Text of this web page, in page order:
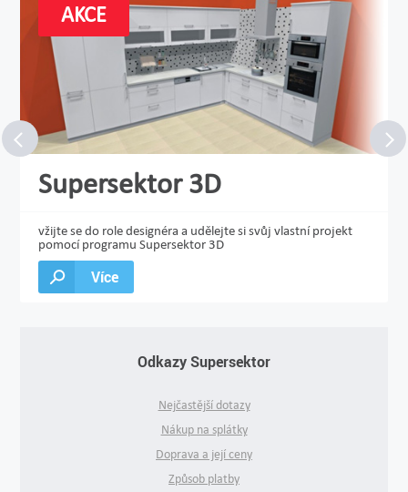
AKCE
Supersektor 3D
vžijte se do role designéra a udělejte si svůj vlastní projekt
pomocí programu Supersektor 3D
Více
Odkazy Supersektor
Nejčastější dotazy
Nákup na splátky
Doprava a její ceny
Způsob platby